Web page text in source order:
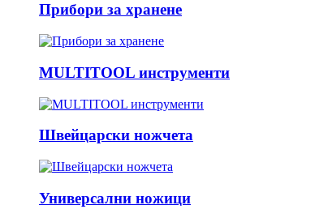
Прибори за хранене
MULTITOOL инструменти
Швейцарски ножчета
Универсални ножици